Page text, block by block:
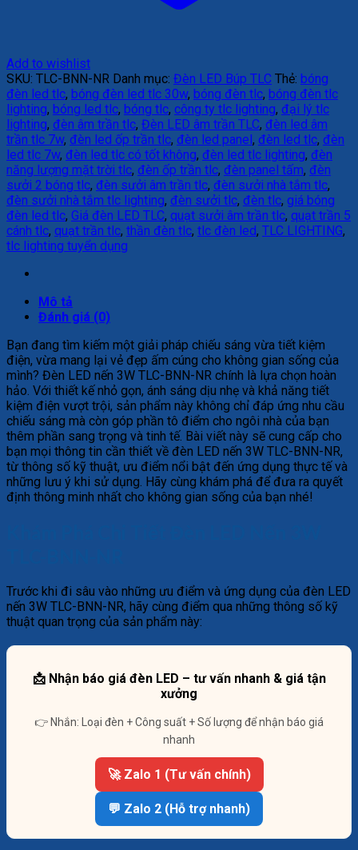
Add to wishlist
SKU: TLC-BNN-NR Danh mục: Đèn LED Búp TLC Thẻ: bóng
đèn led tlc, bóng đèn led tlc 30w, bóng đèn tlc, bóng đèn tlc
lighting, bóng led tlc, bóng tlc, công ty tlc lighting, đại lý tlc
lighting, đèn âm trần tlc, Đèn LED âm trần TLC, đèn led âm
trần tlc 7w, đèn led ốp trần tlc, đèn led panel, đèn led tlc, đèn
led tlc 7w, đèn led tlc có tốt không, đèn led tlc lighting, đèn
năng lượng mặt trời tlc, đèn ốp trần tlc, đèn panel tấm, đèn
sưởi 2 bóng tlc, đèn sưởi âm trần tlc, đèn sưởi nhà tắm tlc,
đèn sưởi nhà tắm tlc lighting, đèn sưởi tlc, đèn tlc, giá bóng
đèn led tlc, Giá đèn LED TLC, quạt sưởi âm trần tlc, quạt trần 5
cánh tlc, quạt trần tlc, thần đèn tlc, tlc đèn led, TLC LIGHTING,
tlc lighting tuyển dụng
Mô tả
Đánh giá (0)
Bạn đang tìm kiếm một giải pháp chiếu sáng vừa tiết kiệm
điện, vừa mang lại vẻ đẹp ấm cúng cho không gian sống của
mình? Đèn LED nến 3W TLC-BNN-NR chính là lựa chọn hoàn
hảo. Với thiết kế nhỏ gọn, ánh sáng dịu nhẹ và khả năng tiết
kiệm điện vượt trội, sản phẩm này không chỉ đáp ứng nhu cầu
chiếu sáng mà còn góp phần tô điểm cho ngôi nhà của bạn
thêm phần sang trọng và tinh tế. Bài viết này sẽ cung cấp cho
bạn mọi thông tin cần thiết về đèn LED nến 3W TLC-BNN-NR,
từ thông số kỹ thuật, ưu điểm nổi bật đến ứng dụng thực tế và
những lưu ý khi sử dụng. Hãy cùng khám phá để đưa ra quyết
định thông minh nhất cho không gian sống của bạn nhé!
Trước khi đi sâu vào những ưu điểm và ứng dụng của đèn LED
nến 3W TLC-BNN-NR, hãy cùng điểm qua những thông số kỹ
thuật quan trọng của sản phẩm này:
📩 Nhận báo giá đèn LED – tư vấn nhanh & giá tận
xưởng
👉 Nhắn: Loại đèn + Công suất + Số lượng để nhận báo giá
nhanh
🚀 Zalo 1 (Tư vấn chính)
💬 Zalo 2 (Hỗ trợ nhanh)